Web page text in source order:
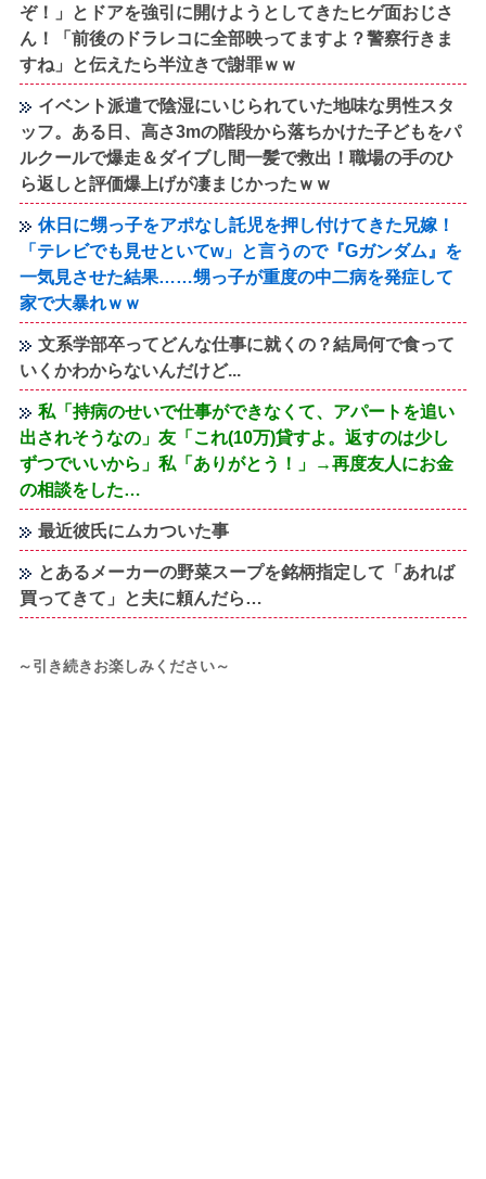
ぞ！」とドアを強引に開けようとしてきたヒゲ面おじさ
ん！「前後のドラレコに全部映ってますよ？警察行きま
すね」と伝えたら半泣きで謝罪ｗｗ
イベント派遣で陰湿にいじられていた地味な男性スタ
ッフ。ある日、高さ3mの階段から落ちかけた子どもをパ
ルクールで爆走＆ダイブし間一髪で救出！職場の手のひ
ら返しと評価爆上げが凄まじかったｗｗ
休日に甥っ子をアポなし託児を押し付けてきた兄嫁！
「テレビでも見せといてw」と言うので『Gガンダム』を
一気見させた結果……甥っ子が重度の中二病を発症して
家で大暴れｗｗ
文系学部卒ってどんな仕事に就くの？結局何で食って
いくかわからないんだけど...
私「持病のせいで仕事ができなくて、アパートを追い
出されそうなの」友「これ(10万)貸すよ。返すのは少し
ずつでいいから」私「ありがとう！」→再度友人にお金
の相談をした…
最近彼氏にムカついた事
とあるメーカーの野菜スープを銘柄指定して「あれば
買ってきて」と夫に頼んだら…
～引き続きお楽しみください～